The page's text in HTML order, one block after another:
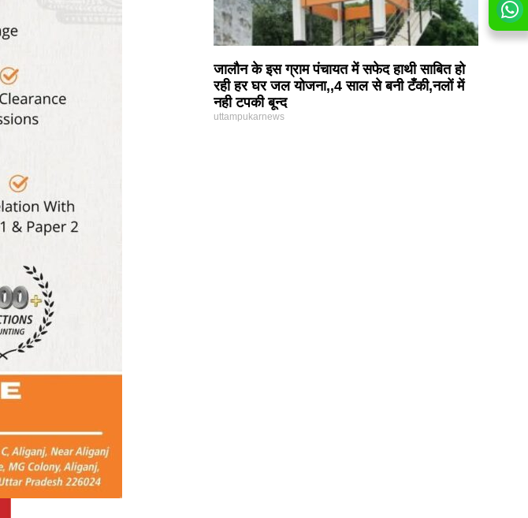
जालौन के इस ग्राम पंचायत में सफेद हाथी साबित हो
रही हर घर जल योजना,,4 साल से बनी टँकी,नलों में
नही टपकी बून्द
uttampukarnews